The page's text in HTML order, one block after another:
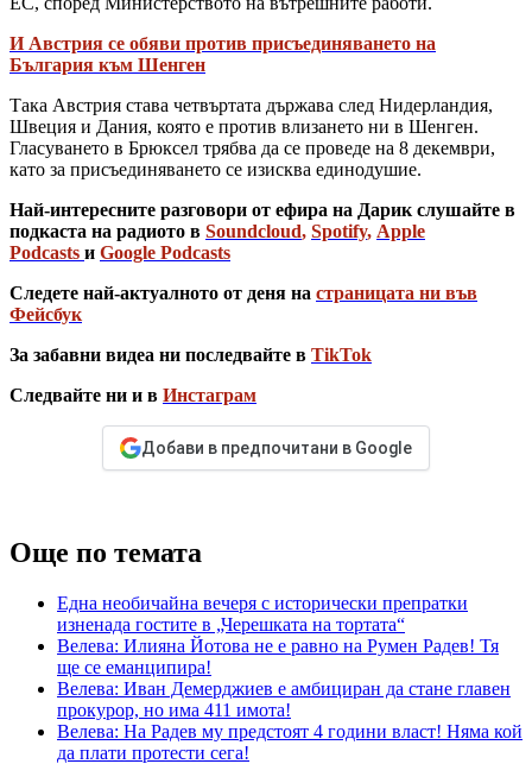
И Австрия се обяви против присъединяването на
България към Шенген
Така Австрия става четвъртата държава след Нидерландия,
Швеция и Дания, която е против влизането ни в Шенген.
Гласуването в Брюксел трябва да се проведе на 8 декември,
като за присъединяването се изисква единодушие.
Най-интересните разговори от ефира на Дарик слушайте в
подкаста на радиото в Soundcloud, Spotify, Apple
Podcasts и Google Podcasts
Следете най-актуалното от деня на страницата ни във
Фейсбук
За забавни видеа ни последвайте в TikTok
Следвайте ни и в Инстаграм
Добави в предпочитани в Google
Още по темата
Една необичайна вечеря с исторически препратки
изненада гостите в „Черешката на тортата“
Велева: Илияна Йотова не е равно на Румен Радев! Тя
ще се еманципира!
Велева: Иван Демерджиев е амбициран да стане главен
прокурор, но има 411 имота!
Велева: На Радев му предстоят 4 години власт! Няма кой
да плати протести сега!